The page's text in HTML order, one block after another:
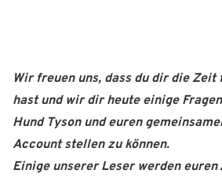
Wir freuen uns, dass du dir die Zeit
hast und wir dir heute einige
Hund Tyson und euren
Account stellen zu können.
Einige unserer Leser werden euren